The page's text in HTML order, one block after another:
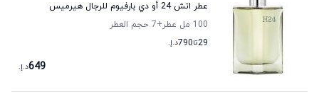
عطر اتش 24 أو دي بارفيوم للرجال هيرميس
100 مل عطر
+7
حجم العطر
29تا790د.إ.
649د.إ.